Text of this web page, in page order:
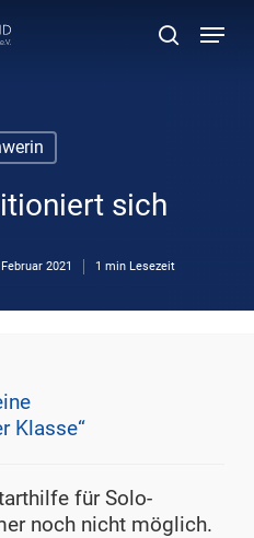
suchen
Menu
sich
2021 1 min Lesezeit
Klasse“
für Solo-
noch nicht möglich.